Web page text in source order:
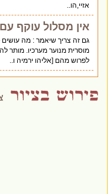
אזיי,הו..
אין מסלול עוקף
גם זה צריך שיאמר : מה
מוסרית מנוער מערכיו. מותר
לפרוש מהם [אליהו ירמיה ו..